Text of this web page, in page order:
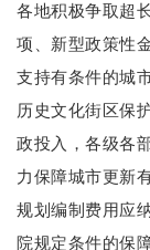
各地积极争取超
项、新型政策性
支持有条件的城
历史文化街区保
政投入，各级各
力保障城市更新
规划编制费用应
院规定条件的保